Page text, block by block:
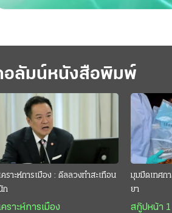
อลัมน์หนังสือพิมพ์
คราะห์การเมือง : ดีลลวงทำสะเทือน
ก
คราะห์การเมือง
มุมมืดเทศก
ยา
สกู๊ปหน้า 1